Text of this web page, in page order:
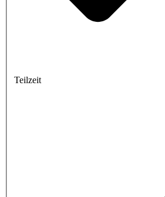
Teilzeit